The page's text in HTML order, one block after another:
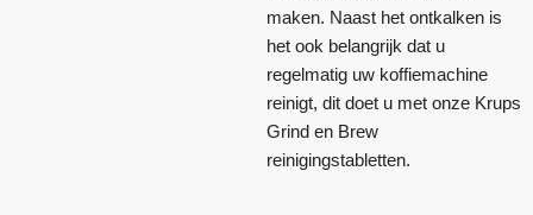
maken. Naast het ontkalken is
het ook belangrijk dat u
regelmatig uw koffiemachine
reinigt, dit doet u met onze Krups
Grind en Brew
reinigingstabletten.